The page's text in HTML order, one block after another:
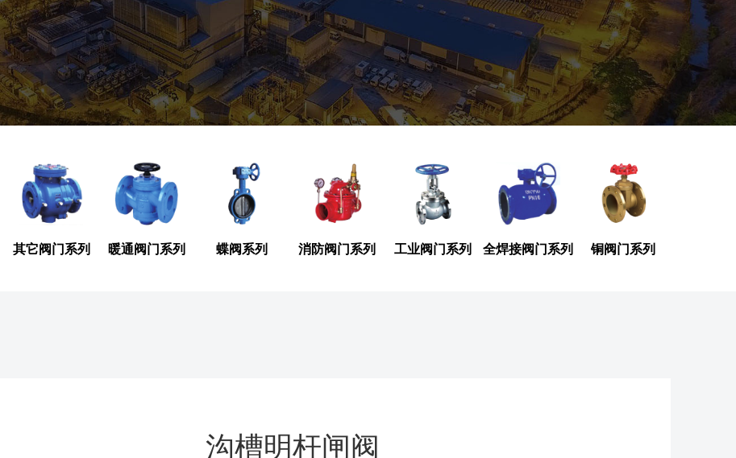
其它阀门系列 暖通阀门系列 蝶阀系列 消防阀门系列 工业阀门系列 全焊接阀门系列 铜阀门系列
沟槽明杆闸阀